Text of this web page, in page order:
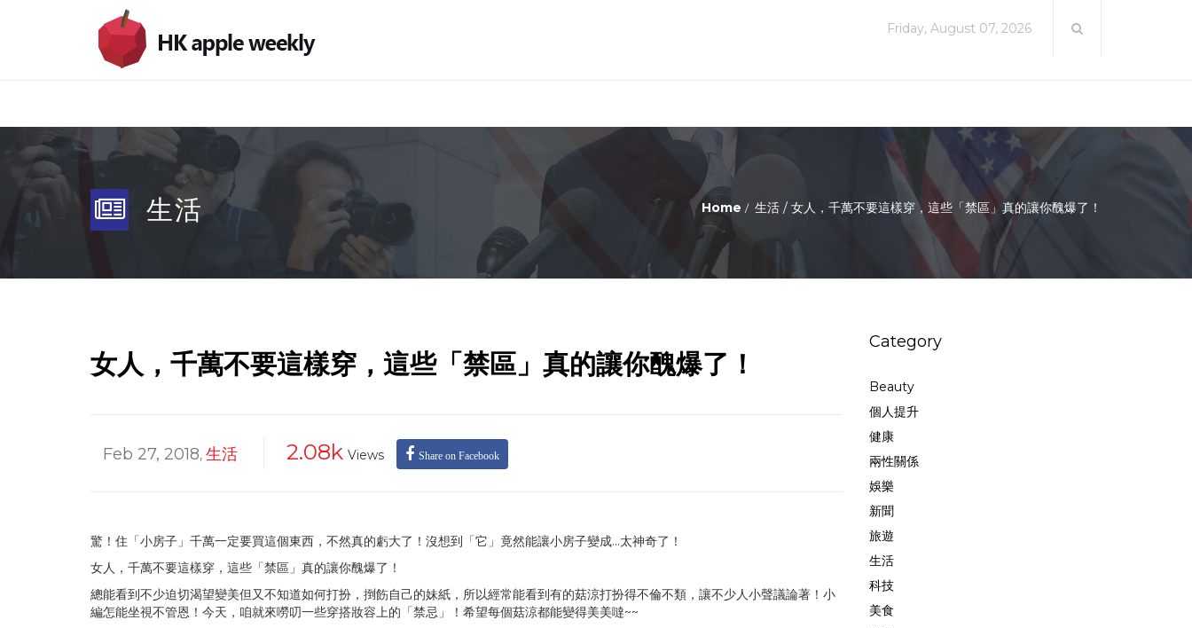
Friday, August 07, 2026
生活 Home 生活 / 女人，千萬不要這樣穿，這些「禁區」真的讓你醜爆了！
Category
Beauty
個人提升
健康
兩性關係
娛樂
新聞
旅遊
生活
科技
美食
女人，千萬不要這樣穿，這些「禁區」真的讓你醜爆了！
Feb 27, 2018, 生活 2.08k Views Share on Facebook
驚！住「小房子」千萬一定要買這個東西，不然真的虧大了！沒想到「它」竟然能讓小房子變成…太神奇了！
女人，千萬不要這樣穿，這些「禁區」真的讓你醜爆了！
總能看到不少迫切渴望變美但又不知道如何打扮，捯飭自己的妹紙，所以經常能看到有的菇涼打扮得不倫不類，讓不少人小聲議論著！小
編怎能坐視不管恩！今天，咱就來嘮叨一些穿搭妝容上的「禁忌」！希望每個菇涼都能變得美美噠~~